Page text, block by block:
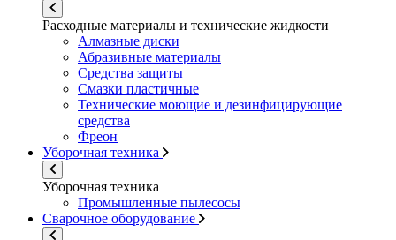
Расходные материалы и технические жидкости
Алмазные диски
Абразивные материалы
Средства защиты
Смазки пластичные
Технические моющие и дезинфицирующие
средства
Фреон
Уборочная техника
Уборочная техника
Промышленные пылесосы
Сварочное оборудование